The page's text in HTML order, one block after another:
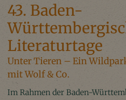
43. Baden-
Literaturtage
Unter Tieren – Ein
mit Wolf & Co.
Im Rahmen der Baden-